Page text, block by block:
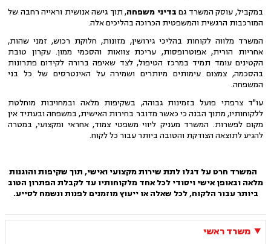
במקביל, עוסק המשרד גם בדיני משפחה, תוך גישה אנושית וראייה רחבה של
המורכבות הרגשית והמשפטית הכרוכה בהליכים אלה.
המשרד מלווה לקוחות בהליכי גירושין, מזונות, חלוקת רכוש, זמני שהות,
אחריות הורית, אפוטרופסות, עריכת צוואות והסכמי ממון. עקרון טובת
הקטינים עומד תמיד במרכז הטיפול, לצד שאיפה ברורה לקידום פתרונות
בהסכמה, צמצום עימותים מיותרים ושמירה על האינטרסים של כל בני
המשפחה.
עו"ד צרפתי פועל בזמינות גבוהה, בשקיפות מלאה ובמחויבות מוחלטת
ללקוחותיו, מתוך הבנה כי כאשר מדובר בחירות האישית, במשפחה ובעתיד אין
מקום לפשרות. המשרד מעניק ליווי משפטי צמוד, אחראי ומקצועי, במטרה
להגיע לתוצאה הצודקת והטובה ביותר עבור כל לקוח.
המשרד חרט על דגלו לתת שירות מקצועי ואישי, תוך שקיפות והוגנות
מלאה ובאופן אישי ויסודי לכל אחד מלקוחותיו עד לקבלת הפתרון הטוב
ביותר עבור הלקוח, לכל שאלה או ייעוץ מוזמנים לפנות ונשמח לסייע.
משרד ראשי